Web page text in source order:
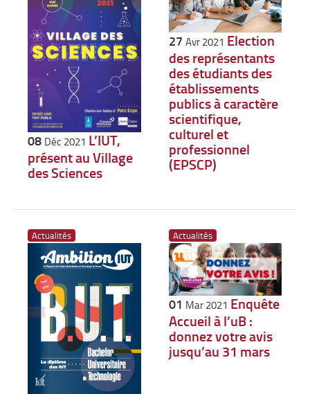
08 Déc 2021 L’IUT,
présent au Village
des Sciences
27 Avr 2021 Election
des représentants
des étudiants des
établissements
publics à caractère
scientifique,
culturel et
professionnel
(EPSCP)
Actualités Actualités
01 Mar 2021 Enquête
Accueil à l’uB :
donnez votre avis
jusqu’au 31 mars